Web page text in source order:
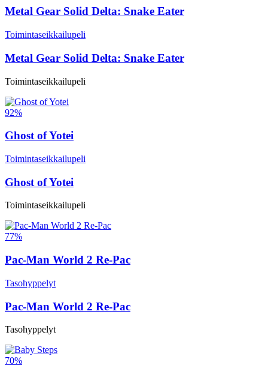
Metal Gear Solid Delta: Snake Eater
Toimintaseikkailupeli
Metal Gear Solid Delta: Snake Eater
Toimintaseikkailupeli
92%
Ghost of Yotei
Toimintaseikkailupeli
Ghost of Yotei
Toimintaseikkailupeli
77%
Pac-Man World 2 Re-Pac
Tasohyppelyt
Pac-Man World 2 Re-Pac
Tasohyppelyt
70%